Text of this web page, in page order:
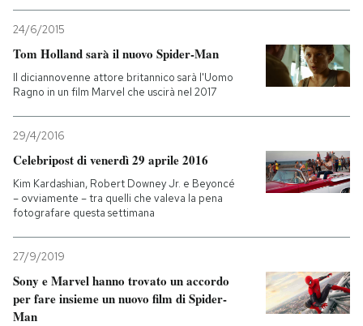
24/6/2015
Tom Holland sarà il nuovo Spider-Man
Il diciannovenne attore britannico sarà l'Uomo
Ragno in un film Marvel che uscirà nel 2017
29/4/2016
Celebripost di venerdì 29 aprile 2016
Kim Kardashian, Robert Downey Jr. e Beyoncé
– ovviamente – tra quelli che valeva la pena
fotografare questa settimana
27/9/2019
Sony e Marvel hanno trovato un accordo
per fare insieme un nuovo film di Spider-
Man